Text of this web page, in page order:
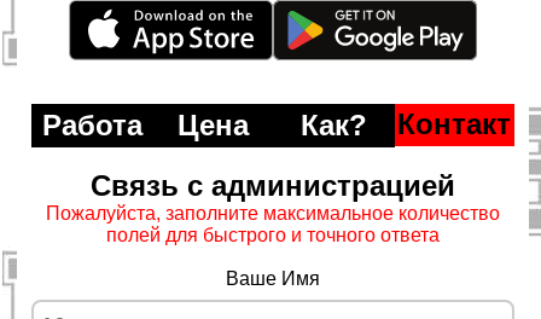
Работа Цена Как?
Контакт
Связь с администрацией
Пожалуйста, заполните максимальное количество
полей для быстрого и точного ответа
Ваше Имя